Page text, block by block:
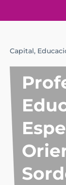
Capital,